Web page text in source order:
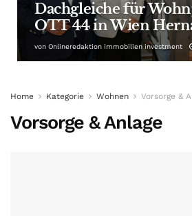
Dachgleiche für
OTT 44 in Wien
von Onlineredaktion immobilien investment
Home Kategorie Wohnen Vorsorge &
Vorsorge & Anlage